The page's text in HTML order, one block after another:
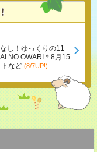
し！ゆっくりの11
NO OWARI＊8月15
など (8/7UP!)